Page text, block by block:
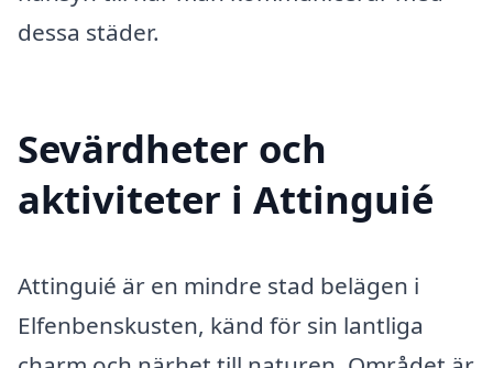
dessa städer.
Sevärdheter och
aktiviteter i Attinguié
Attinguié är en mindre stad belägen i
Elfenbenskusten, känd för sin lantliga